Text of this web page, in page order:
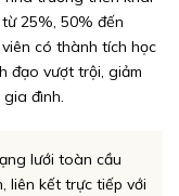
25%, 50% đến
có thành tích học
đạo vượt trội, giảm
đình.
lưới toàn cầu
liên kết trực tiếp với